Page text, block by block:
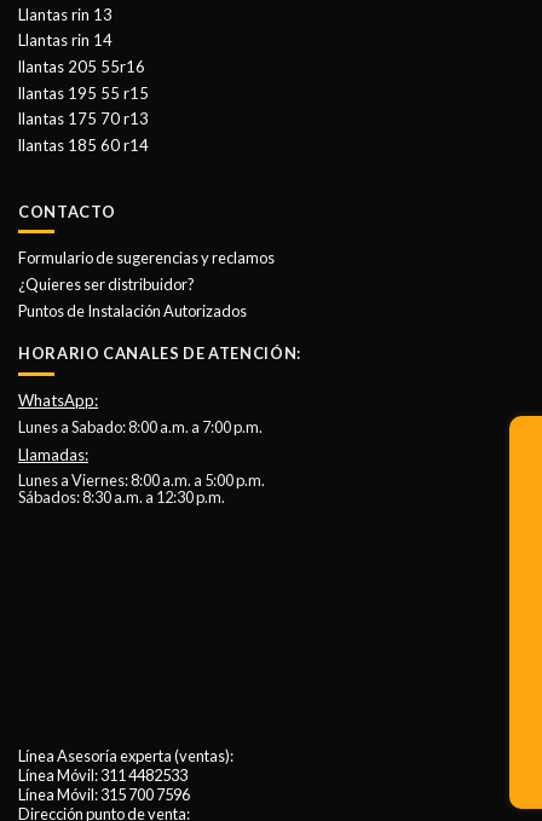
Llantas rin 13
Llantas rin 14
llantas 205 55r16
llantas 195 55 r15
llantas 175 70 r13
llantas 185 60 r14
CONTACTO
Formulario de sugerencias y reclamos
¿Quieres ser distribuidor?
Puntos de Instalación Autorizados
HORARIO CANALES DE ATENCIÓN:
WhatsApp:
Lunes a Sabado: 8:00 a.m. a 7:00 p.m.
Llamadas:
Lunes a Viernes: 8:00 a.m. a 5:00 p.m.
Sábados: 8:30 a.m. a 12:30 p.m.
Línea Asesoría experta (ventas):
Línea Móvil:311 4482533
Línea Móvil:315 700 7596
Dirección punto de venta: